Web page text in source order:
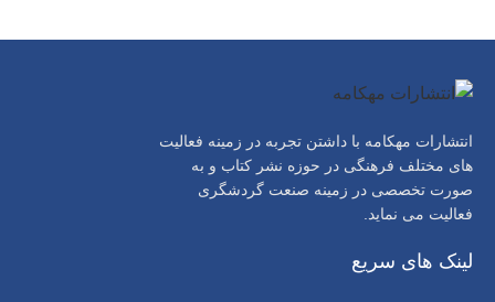
انتشارات مهکامه با داشتن تجربه در زمینه فعالیت
های مختلف فرهنگی در حوزه نشر کتاب و به
صورت تخصصی در زمینه صنعت گردشگری
فعالیت می نماید.
لینک های سریع